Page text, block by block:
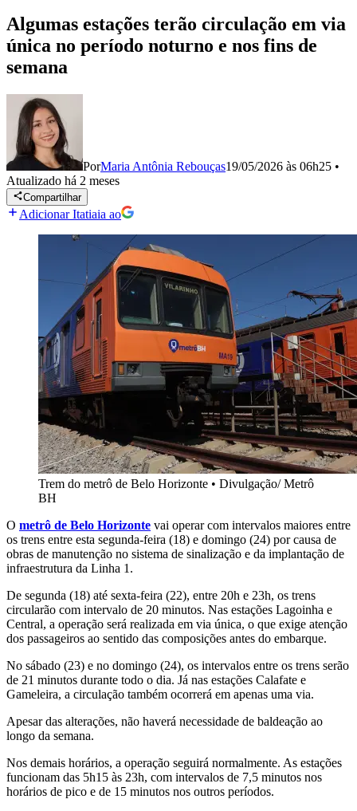
Algumas estações terão circulação em via
única no período noturno e nos fins de
semana
PorMaria Antônia Rebouças19/05/2026 às 06h25 •
Atualizado há 2 meses
Compartilhar
Adicionar Itatiaia ao
Trem do metrô de Belo Horizonte • Divulgação/ Metrô
BH
O metrô de Belo Horizonte vai operar com intervalos maiores entre
os trens entre esta segunda-feira (18) e domingo (24) por causa de
obras de manutenção no sistema de sinalização e da implantação de
infraestrutura da Linha 1.
De segunda (18) até sexta-feira (22), entre 20h e 23h, os trens
circularão com intervalo de 20 minutos. Nas estações Lagoinha e
Central, a operação será realizada em via única, o que exige atenção
dos passageiros ao sentido das composições antes do embarque.
No sábado (23) e no domingo (24), os intervalos entre os trens serão
de 21 minutos durante todo o dia. Já nas estações Calafate e
Gameleira, a circulação também ocorrerá em apenas uma via.
Apesar das alterações, não haverá necessidade de baldeação ao
longo da semana.
Nos demais horários, a operação seguirá normalmente. As estações
funcionam das 5h15 às 23h, com intervalos de 7,5 minutos nos
horários de pico e de 15 minutos nos outros períodos.